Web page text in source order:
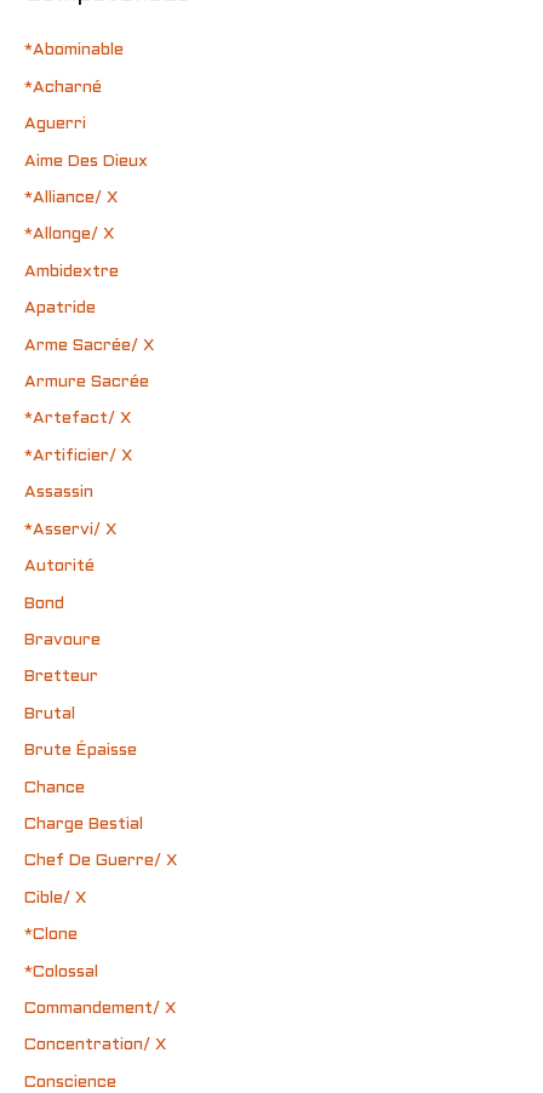
*Abominable
*Acharné
Aguerri
Aime Des Dieux
*Alliance/ X
*Allonge/ X
Ambidextre
Apatride
Arme Sacrée/ X
Armure Sacrée
*Artefact/ X
*Artificier/ X
Assassin
*Asservi/ X
Autorité
Bond
Bravoure
Bretteur
Brutal
Brute Épaisse
Chance
Charge Bestial
Chef De Guerre/ X
Cible/ X
*Clone
*Colossal
Commandement/ X
Concentration/ X
Conscience